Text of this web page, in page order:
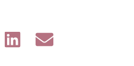
Share
Share